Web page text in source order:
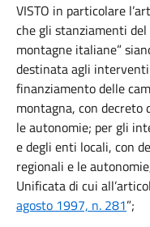
VISTO in particolare
che gli stanziamenti del
montagne italiane”
destinata agli
finanziamento delle
montagna, con
le autonomie; per gli
e degli enti locali, con
regionali e le
Unificata di cui
agosto 1997, n. 281”;